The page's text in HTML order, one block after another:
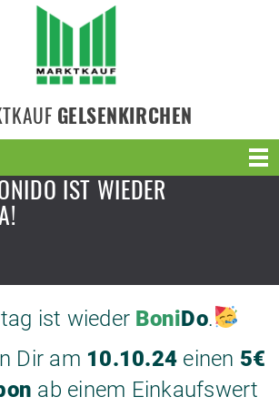
GELSENKIRCHEN
IST WIEDER
ist wieder BoniDo.
Dir am 10.10.24 einen 5€
ab einem Einkaufswert